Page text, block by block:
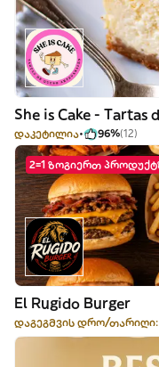
She is Cake - Tartas
დაკეტილია 96%(12)
2=1 ზოგიერთ
El Rugido Burger
დაგეგმვის დრო/თარიღი: